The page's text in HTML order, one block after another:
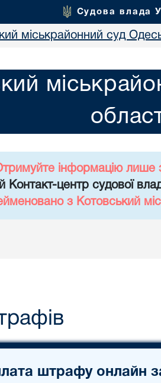
Судова влада
міськрайонний суд
інформацію лише
Контакт-центр судової
з Котовський
штрафу онлайн